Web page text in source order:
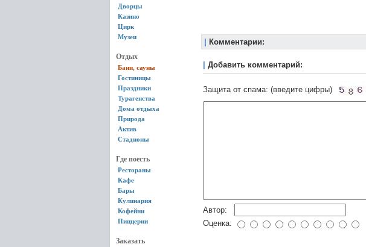
Дворцы
Казино
Цирк
Музеи
Отдых
Бани, сауны
Гостиницы
Праздники
Турагенства
Дома отдыха
Природа
Актив
Стадионы
Где поесть
Рестораны
Кафе
Бары
Кулинария
Кофейни
Пиццерии
Заказать
Комментарии:
Добавить комментарий:
Защита от спама: (введите цифры)
Автор:
Оценка: